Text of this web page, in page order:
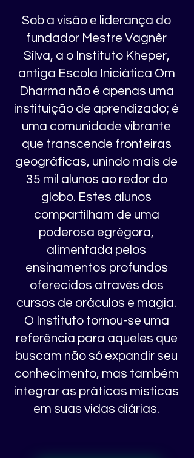
Sob a visão e liderança do
fundador Mestre Vagnêr
Sîlva, a o Instituto Kheper,
antiga Escola Iniciática Om
Dharma não é apenas uma
instituição de aprendizado; é
uma comunidade vibrante
que transcende fronteiras
geográficas, unindo mais de
35 mil alunos ao redor do
globo. Estes alunos
compartilham de uma
poderosa egrégora,
alimentada pelos
ensinamentos profundos
oferecidos através dos
cursos de oráculos e magia.
O Instituto tornou-se uma
referência para aqueles que
buscam não só expandir seu
conhecimento, mas também
integrar as práticas místicas
em suas vidas diárias.